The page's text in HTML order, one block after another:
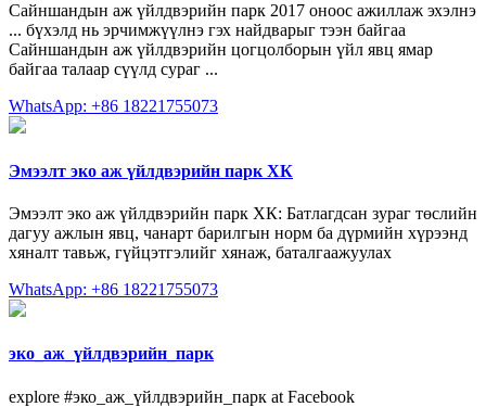
Сайншандын аж үйлдвэрийн парк 2017 оноос ажиллаж эхэлнэ
... бүхэлд нь эрчимжүүлнэ гэх найдварыг тээн байгаа
Сайншандын аж үйлдвэрийн цогцолборын үйл явц ямар
байгаа талаар сүүлд сураг ...
WhatsApp: +86 18221755073
Эмээлт эко аж үйлдвэрийн парк ХК
Эмээлт эко аж үйлдвэрийн парк ХК: Батлагдсан зураг төслийн
дагуу ажлын явц, чанарт барилгын норм ба дүрмийн хүрээнд
хяналт тавьж, гүйцэтгэлийг хянаж, баталгаажуулах
WhatsApp: +86 18221755073
эко_аж_үйлдвэрийн_парк‬
explore #эко_аж_үйлдвэрийн_парк at Facebook